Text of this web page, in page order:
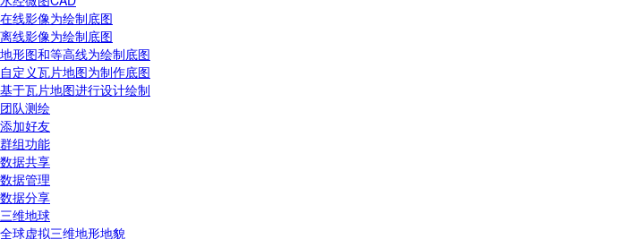
在线影像为绘制底图
离线影像为绘制底图
地形图和等高线为绘制底图
自定义瓦片地图为制作底图
基于瓦片地图进行设计绘制
团队测绘
添加好友
群组功能
数据共享
数据管理
数据分享
三维地球
全球虚拟三维地形地貌